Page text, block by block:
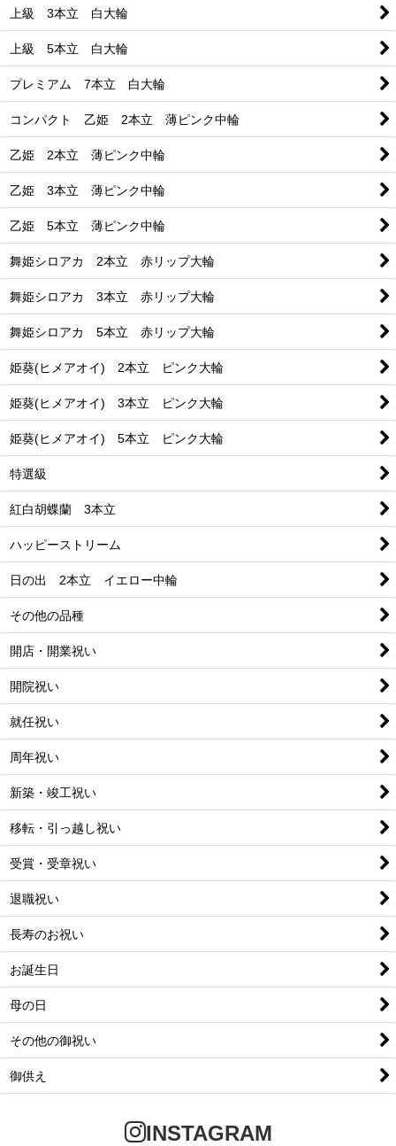
上級 3本立 白大輪
上級 5本立 白大輪
プレミアム 7本立 白大輪
コンパクト 乙姫 2本立 薄ピンク中輪
乙姫 2本立 薄ピンク中輪
乙姫 3本立 薄ピンク中輪
乙姫 5本立 薄ピンク中輪
舞姫シロアカ 2本立 赤リップ大輪
舞姫シロアカ 3本立 赤リップ大輪
舞姫シロアカ 5本立 赤リップ大輪
姫葵(ヒメアオイ) 2本立 ピンク大輪
姫葵(ヒメアオイ) 3本立 ピンク大輪
姫葵(ヒメアオイ) 5本立 ピンク大輪
特選級
紅白胡蝶蘭 3本立
ハッピーストリーム
日の出 2本立 イエロー中輪
その他の品種
開店・開業祝い
開院祝い
就任祝い
周年祝い
新築・竣工祝い
移転・引っ越し祝い
受賞・受章祝い
退職祝い
長寿のお祝い
お誕生日
母の日
その他の御祝い
御供え
INSTAGRAM